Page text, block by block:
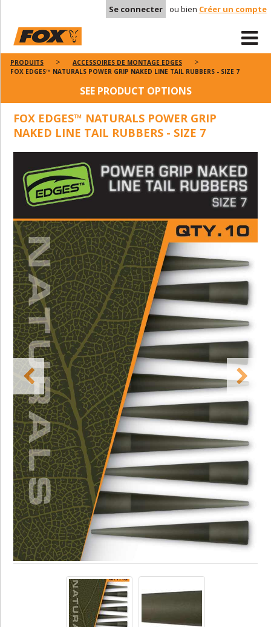
Se connecter ou bien Créer un compte
PRODUITS
ACCESSOIRES DE MONTAGE EDGES
FOX EDGES™ NATURALS POWER GRIP NAKED LINE TAIL RUBBERS - SIZE 7
SEE PRODUCT OPTIONS
FOX EDGES™ NATURALS POWER GRIP
NAKED LINE TAIL RUBBERS - SIZE 7